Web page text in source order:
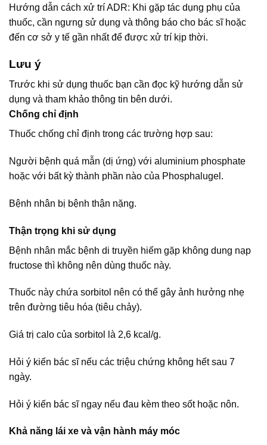
Hướng dẫn cách xử trí ADR: Khi gặp tác dụng phụ của
thuốc, cần ngưng sử dụng và thông báo cho bác sĩ hoặc
đến cơ sở y tế gần nhất để được xử trí kịp thời.
Lưu ý
Trước khi sử dụng thuốc bạn cần đọc kỹ hướng dẫn sử
dụng và tham khảo thông tin bên dưới.
Chống chỉ định
Thuốc chống chỉ định trong các trường hợp sau:
Người bệnh quá mẫn (dị ứng) với aluminium phosphate
hoặc với bất kỳ thành phần nào của Phosphalugel.
Bệnh nhân bị bệnh thận nặng.
Thận trọng khi sử dụng
Bệnh nhân mắc bệnh di truyền hiếm gặp không dung nạp
fructose thì không nên dùng thuốc này.
Thuốc này chứa sorbitol nên có thể gây ảnh hưởng nhẹ
trên đường tiêu hóa (tiêu chảy).
Giá trị calo của sorbitol là 2,6 kcal/g.
Hỏi ý kiến bác sĩ nếu các triệu chứng không hết sau 7
ngày.
Hỏi ý kiến bác sĩ ngay nếu đau kèm theo sốt hoặc nôn.
Khả năng lái xe và vận hành máy móc